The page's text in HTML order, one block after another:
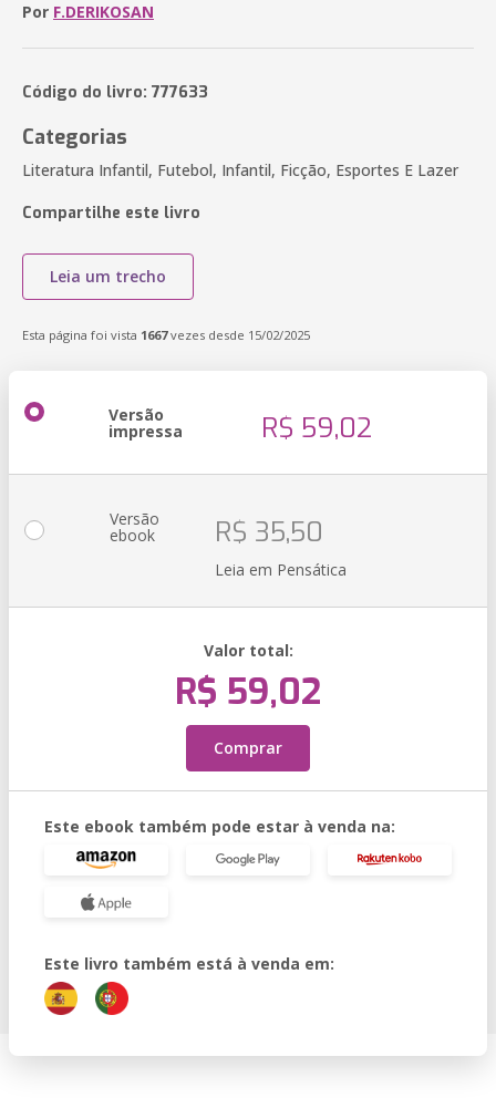
Por F.DERIKOSAN
Código do livro: 777633
Categorias
Literatura Infantil, Futebol, Infantil, Ficção, Esportes E Lazer
Compartilhe este livro
Leia um trecho
Esta página foi vista 1667vezes desde 15/02/2025
Versão
impressa R$ 59,02
Versão
ebook R$ 35,50
Leia em Pensática
Valor total:
R$ 59,02
Comprar
Este ebook também pode estar à venda na:
Este livro também está à venda em: